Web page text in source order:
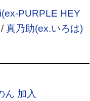
PURPLE HEY
真乃助(ex.いろは)
ん 加入